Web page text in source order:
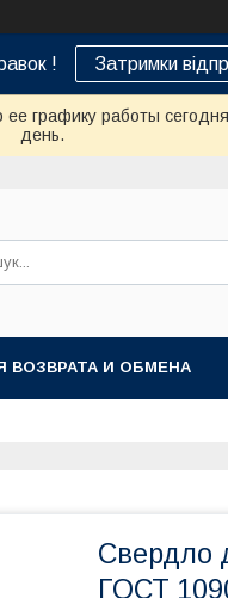
! Затримки
графику работы
день.
ВОЗВРАТА И ОБМЕНА
Свердло
ГОСТ